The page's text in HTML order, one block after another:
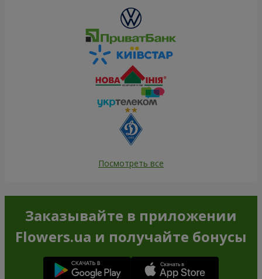
Посмотреть все
Заказывайте в приложении
Flowers.ua и получайте бонусы